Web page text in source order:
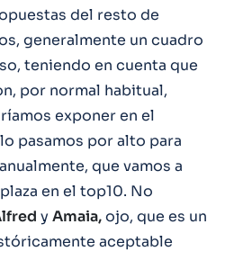
del resto de
generalmente un cuadro
teniendo en cuenta que
por normal habitual,
exponer en el
pasamos por alto para
que vamos a
en el top10. No
y Amaia,ojo, que es un
aceptable